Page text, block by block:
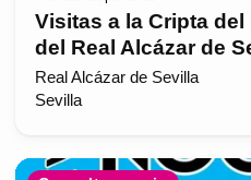
Visitas a la Cripta
del Real Alcázar de
Real Alcázar de Sevilla
Sevilla